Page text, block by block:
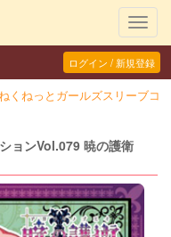
ログイン / 新規登録
くねっとガールズスリーブコ
ョンVol.079 暁の護衛